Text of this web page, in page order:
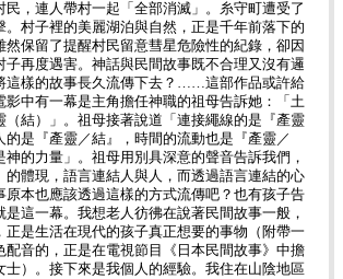
民，連人帶村一起「全部消滅」。糸守町遭受了
。村子裡的美麗湖泊與自然，正是千年前落下的
然保留了提醒村民留意彗星危險性的紀錄，卻因
子再度遇害。神話與民間故事既不合理又沒有邏
這樣的故事長久流傳下去？……這部作品或許給
影中有一幕是主角擔任神職的祖母告訴她：「土
（結）」。祖母接著說道「連接繩線的是『產靈
的是『產靈／結』，時間的流動也是『產靈／
的力量」。祖母用別具深意的聲音告訴我們，
的體現，語言連結人與人，而透過語言連結的心
原本也應該透過這樣的方式流傳吧？也有孩子告
這一幕。我想老人彷彿在說著民間故事一般，
正是生活在現代的孩子真正想要的事物（附帶一
配音的，正是在電視節目《日本民間故事》中擔
士）。接下來是我個人的經驗。我住在山陰地區